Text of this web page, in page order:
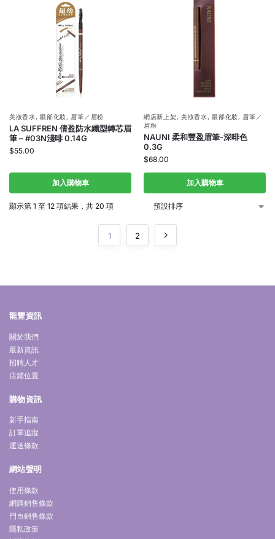
美妝香水 ,眼部化妝, 眉筆／眉粉
LA SUFFREN 倩盈防水纖型轉芯眉
筆 – #03N淺啡 0.14G
$55.00
加入購物車
網店新上架, 美妝香水 ,眼部化妝, 眉筆／
眉粉
NAUNI 柔和豐盈眉筆-深啡色
0.3G
$68.00
加入購物車
顯示第 1 至 12 項結果，共 20 項
1 2
龍豐資訊
關於我們
最新資訊
招聘人才
店鋪位置
購物資訊
新手指南
訂單追蹤
運送條款
網站聲明
使用條款
網購銷售條款
門市銷售條款
隱私政策